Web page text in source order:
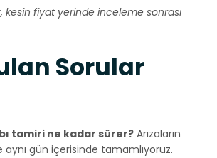
kesin fiyat yerinde inceleme sonrası
Sorular
tamiri ne kadar sürer? Arızaların
aynı gün içerisinde tamamlıyoruz.